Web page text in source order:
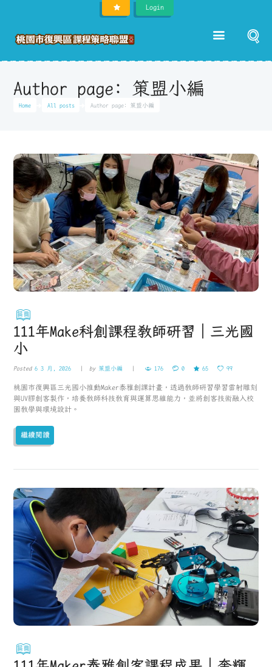
Login
Home All posts Author page: 策盟小編
Author page: 策盟小編
111年Make科創課程教師研習｜三光國
小
Posted6 3 月, 2026 by 策盟小編 176 0 65 99
桃園市復興區三光國小推動Maker泰雅創課計畫，透過教師研習學習雷射雕刻
與UV膠創客製作，培養教師科技教育與運算思維能力，並將創客技術融入校
園教學與環境設計。
繼續閱讀